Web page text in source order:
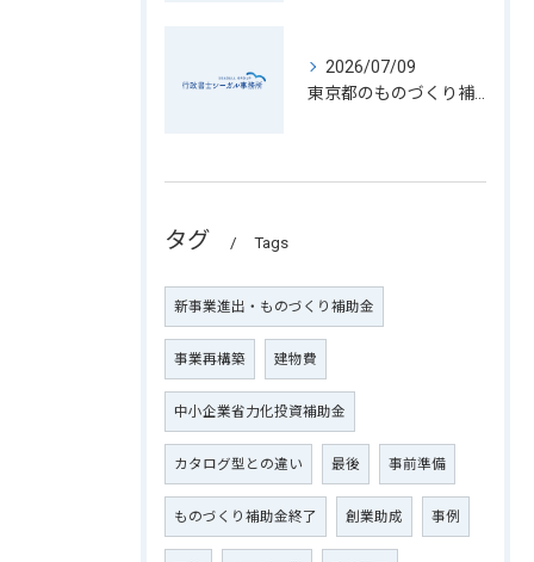
2026/07/09
タグ Tags
新事業進出・ものづくり補助金
事業再構築 建物費
中小企業省力化投資補助金
カタログ型との違い 最後 事前準備
ものづくり補助金終了 創業助成 事例